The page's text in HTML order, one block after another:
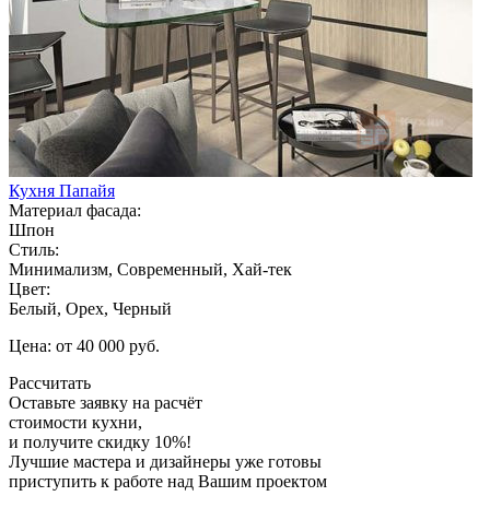
Кухня Папайя
Материал фасада:
Шпон
Стиль:
Минимализм, Современный, Хай-тек
Цвет:
Белый, Орех, Черный
Цена: от 40 000 руб.
Рассчитать
Оставьте заявку на расчёт
стоимости кухни,
и получите скидку 10%!
Лучшие мастера и дизайнеры уже готовы
приступить к работе над Вашим проектом